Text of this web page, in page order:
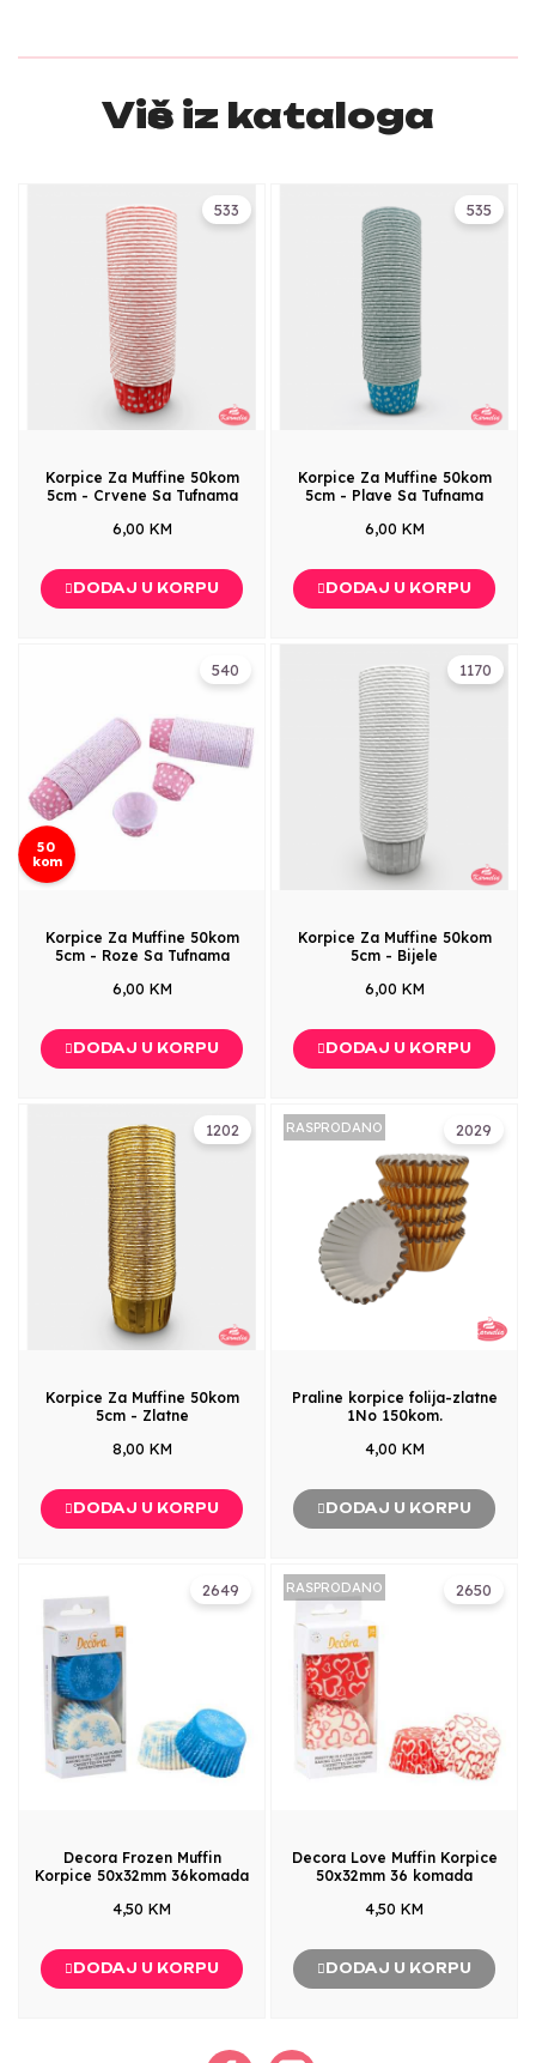
Više iz kataloga
533
Korpice Za Muffine 50kom
5cm - Crvene Sa Tufnama
6,00 KM
DODAJ U KORPU
535
Korpice Za Muffine 50kom
5cm - Plave Sa Tufnama
6,00 KM
DODAJ U KORPU
540
50
kom
Korpice Za Muffine 50kom
5cm - Roze Sa Tufnama
6,00 KM
DODAJ U KORPU
1170
Korpice Za Muffine 50kom
5cm - Bijele
6,00 KM
DODAJ U KORPU
1202
Korpice Za Muffine 50kom
5cm - Zlatne
8,00 KM
DODAJ U KORPU
2029
RASPRODANO
Praline korpice folija-zlatne
1No 150kom.
4,00 KM
DODAJ U KORPU
2649
Decora Frozen Muffin
Korpice 50x32mm 36komada
4,50 KM
DODAJ U KORPU
2650
RASPRODANO
Decora Love Muffin Korpice
50x32mm 36 komada
4,50 KM
DODAJ U KORPU